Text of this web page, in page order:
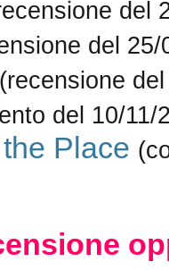
del
del 25/
(recensione
del 10/11/
Place